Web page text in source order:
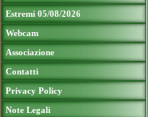
Estremi 05/08/2026
Webcam
Associazione
Contatti
Privacy Policy
Note Legali